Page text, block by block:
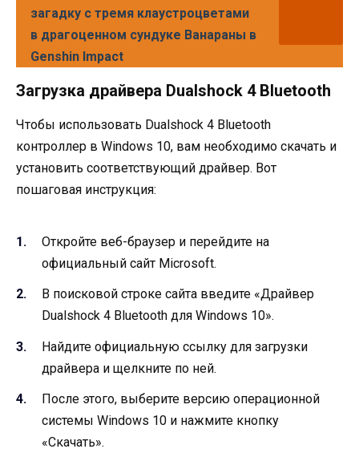
загадку с тремя клаустроцветами
в драгоценном сундуке Ванараны в
Genshin Impact
Загрузка драйвера Dualshock 4 Bluetooth
Чтобы использовать Dualshock 4 Bluetooth
контроллер в Windows 10, вам необходимо скачать и
установить соответствующий драйвер. Вот
пошаговая инструкция:
Откройте веб-браузер и перейдите на
официальный сайт Microsoft.
В поисковой строке сайта введите «Драйвер
Dualshock 4 Bluetooth для Windows 10».
Найдите официальную ссылку для загрузки
драйвера и щелкните по ней.
После этого, выберите версию операционной
системы Windows 10 и нажмите кнопку
«Скачать».